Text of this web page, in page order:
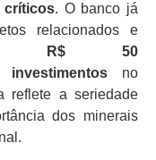
críticos. O banco já
relacionados e
R$ 50
investimentos no
reflete a seriedade
dos minerais